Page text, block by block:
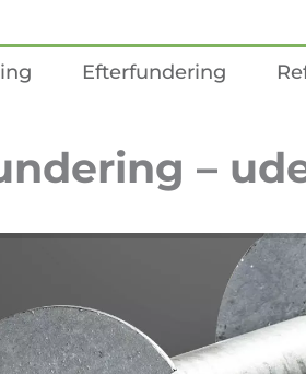
Efterfundering
–